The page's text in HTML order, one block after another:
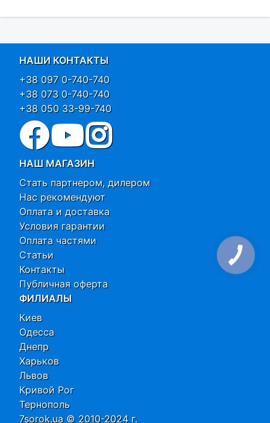
НАШИ КОНТАКТЫ
+38 097 0-740-740
+38 073 0-740-740
+38 050 33-99-740
НАШ МАГАЗИН
Стать партнером, дилером
Нас рекомендуют
Оплата и доставка
Условия гарантии
Оплата частями
Статьи
Контакты
Публичная оферта
ФИЛИАЛЫ
Киев
Одесса
Днепр
Харьков
Львов
Кривой Рог
Тернополь
7sorok.ua © 2010-2024 г.